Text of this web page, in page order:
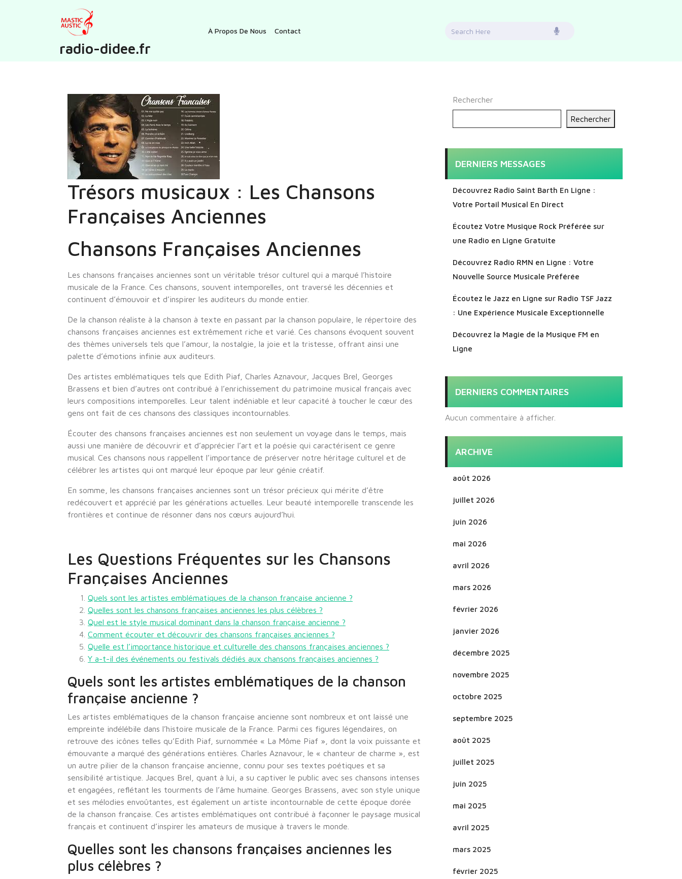
radio-didee.fr
À Propos De Nous Contact
Search
Trésors musicaux : Les Chansons
Françaises Anciennes
Chansons Françaises Anciennes
Les chansons françaises anciennes sont un véritable trésor culturel qui a marqué l’histoire
musicale de la France. Ces chansons, souvent intemporelles, ont traversé les décennies et
continuent d’émouvoir et d’inspirer les auditeurs du monde entier.
De la chanson réaliste à la chanson à texte en passant par la chanson populaire, le répertoire des
chansons françaises anciennes est extrêmement riche et varié. Ces chansons évoquent souvent
des thèmes universels tels que l’amour, la nostalgie, la joie et la tristesse, offrant ainsi une
palette d’émotions infinie aux auditeurs.
Des artistes emblématiques tels que Edith Piaf, Charles Aznavour, Jacques Brel, Georges
Brassens et bien d’autres ont contribué à l’enrichissement du patrimoine musical français avec
leurs compositions intemporelles. Leur talent indéniable et leur capacité à toucher le cœur des
gens ont fait de ces chansons des classiques incontournables.
Écouter des chansons françaises anciennes est non seulement un voyage dans le temps, mais
aussi une manière de découvrir et d’apprécier l’art et la poésie qui caractérisent ce genre
musical. Ces chansons nous rappellent l’importance de préserver notre héritage culturel et de
célébrer les artistes qui ont marqué leur époque par leur génie créatif.
En somme, les chansons françaises anciennes sont un trésor précieux qui mérite d’être
redécouvert et apprécié par les générations actuelles. Leur beauté intemporelle transcende les
frontières et continue de résonner dans nos cœurs aujourd’hui.
Les Questions Fréquentes sur les Chansons
Françaises Anciennes
Quels sont les artistes emblématiques de la chanson française ancienne ?
Quelles sont les chansons françaises anciennes les plus célèbres ?
Quel est le style musical dominant dans la chanson française ancienne ?
Comment écouter et découvrir des chansons françaises anciennes ?
Quelle est l’importance historique et culturelle des chansons françaises anciennes ?
Y a-t-il des événements ou festivals dédiés aux chansons françaises anciennes ?
Quels sont les artistes emblématiques de la chanson
française ancienne ?
Les artistes emblématiques de la chanson française ancienne sont nombreux et ont laissé une
empreinte indélébile dans l’histoire musicale de la France. Parmi ces figures légendaires, on
retrouve des icônes telles qu’Edith Piaf, surnommée « La Môme Piaf », dont la voix puissante et
émouvante a marqué des générations entières. Charles Aznavour, le « chanteur de charme », est
un autre pilier de la chanson française ancienne, connu pour ses textes poétiques et sa
sensibilité artistique. Jacques Brel, quant à lui, a su captiver le public avec ses chansons intenses
et engagées, reflétant les tourments de l’âme humaine. Georges Brassens, avec son style unique
et ses mélodies envoûtantes, est également un artiste incontournable de cette époque dorée
de la chanson française. Ces artistes emblématiques ont contribué à façonner le paysage musical
français et continuent d’inspirer les amateurs de musique à travers le monde.
Quelles sont les chansons françaises anciennes les
plus célèbres ?
Rechercher
Rechercher
DERNIERS MESSAGES
Découvrez Radio Saint Barth En Ligne :
Votre Portail Musical En Direct
Écoutez Votre Musique Rock Préférée sur
une Radio en Ligne Gratuite
Découvrez Radio RMN en Ligne : Votre
Nouvelle Source Musicale Préférée
Écoutez le Jazz en Ligne sur Radio TSF Jazz
: Une Expérience Musicale Exceptionnelle
Découvrez la Magie de la Musique FM en
Ligne
DERNIERS COMMENTAIRES
Aucun commentaire à afficher.
ARCHIVE
août 2026
juillet 2026
juin 2026
mai 2026
avril 2026
mars 2026
février 2026
janvier 2026
décembre 2025
novembre 2025
octobre 2025
septembre 2025
août 2025
juillet 2025
juin 2025
mai 2025
avril 2025
mars 2025
février 2025